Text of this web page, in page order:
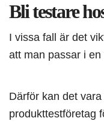
Bli testare
I vissa fall är det
att man passar i
Därför kan det
produkttestföretag